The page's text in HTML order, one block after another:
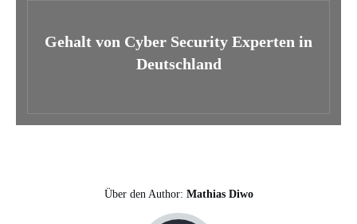
Gehalt von Cyber Security Experten in
Deutschland
Über den Author: Mathias Diwo